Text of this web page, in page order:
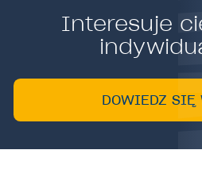
Interesuje
DOWIEDZ SIĘ